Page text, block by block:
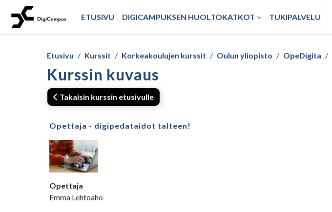
Siirry pääsisältöön
ETUSIVU
DIGICAMPUKSEN HUOLTOKATKOT TUKIPALVELU
Etusivu Kurssit Korkeakoulujen kurssit Oulun yliopisto OpeDigita
Kurssin kuvaus
Takaisin kurssin etusivulle
Opettaja - digipedataidot talteen!
Opettaja
Emma Lehtoaho